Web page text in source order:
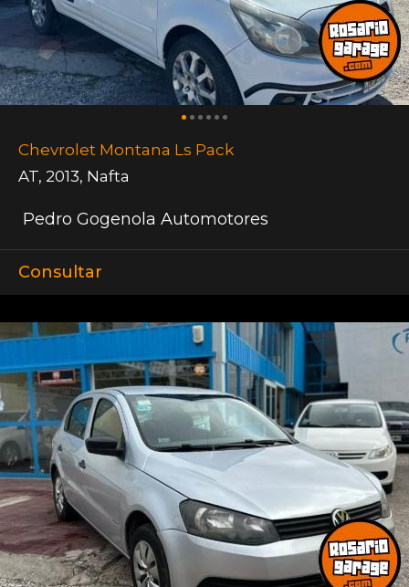
Chevrolet Montana Ls Pack
AT, 2013, Nafta
Pedro Gogenola Automotores
Consultar